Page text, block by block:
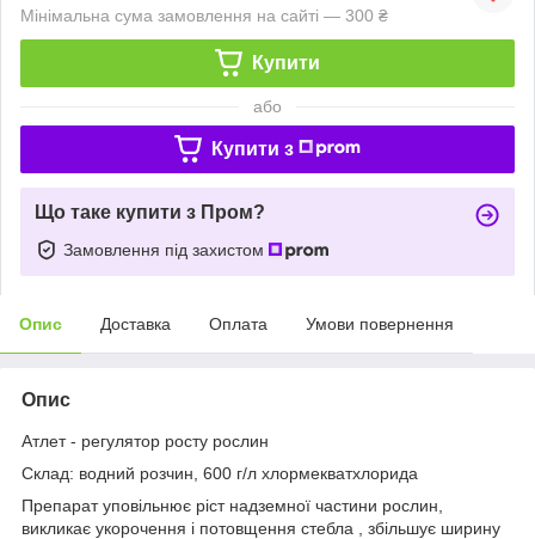
Мінімальна сума замовлення на сайті — 300 ₴
Купити
або
Купити з
Що таке купити з Пром?
Замовлення під захистом
Опис Доставка Оплата Умови повернення
Опис
Атлет- регулятор росту рослин
Склад: водний розчин, 600 г/л хлормекватхлорида
Препарат уповільнює ріст надземної частини рослин,
викликає укорочення і потовщення стебла , збільшує ширину